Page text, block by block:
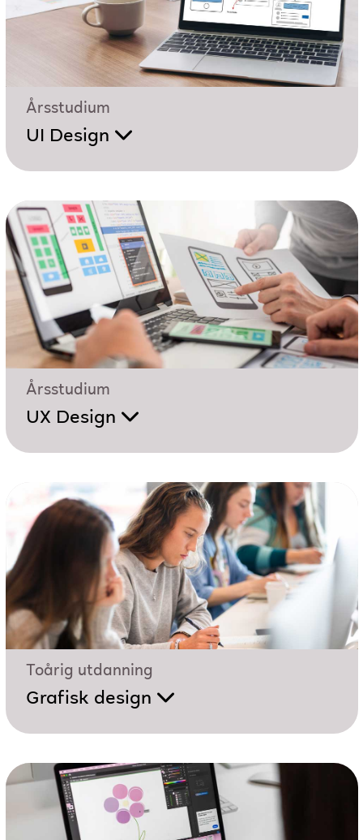
Årsstudium
UI Design
Årsstudium
UX Design
Toårig utdanning
Grafisk design